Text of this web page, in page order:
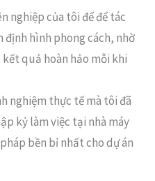
nghiệp của tôi để để tác
hình phong cách, nhờ
quả hoàn hảo mỗi khi
nghiệm thực tế mà tôi đã
kỷ làm việc tại nhà máy
bền bỉ nhất cho dự án